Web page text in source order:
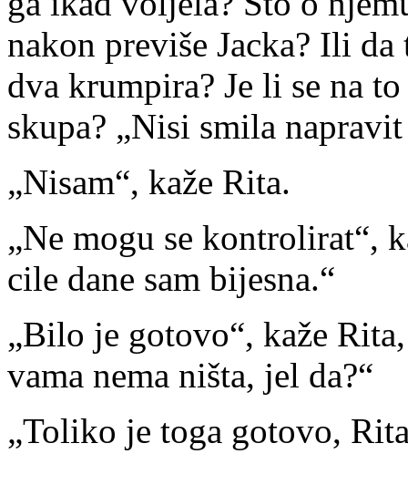
nakon previše Jacka? Ili
dva krumpira? Je li se na
skupa? „Nisi smila
„Nisam“, kaže Rita.
„Ne mogu se kontrolirat“,
cile dane sam bijesna.“
„Bilo je gotovo“, kaže
vama nema ništa, jel da?“
„Toliko je toga gotovo,